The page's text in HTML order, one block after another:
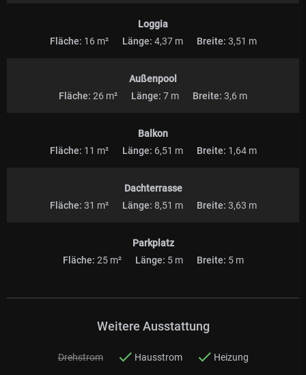
Loggia
Fläche: 16 m² Länge: 4,37 m Breite: 3,51 m
Außenpool
Fläche: 26 m² Länge: 7 m Breite: 3,6 m
Balkon
Fläche: 11 m² Länge: 6,51 m Breite: 1,64 m
Dachterrasse
Fläche: 31 m² Länge: 8,51 m Breite: 3,63 m
Parkplatz
Fläche: 25 m² Länge: 5 m Breite: 5 m
Weitere Ausstattung
Drehstrom Hausstrom Heizung